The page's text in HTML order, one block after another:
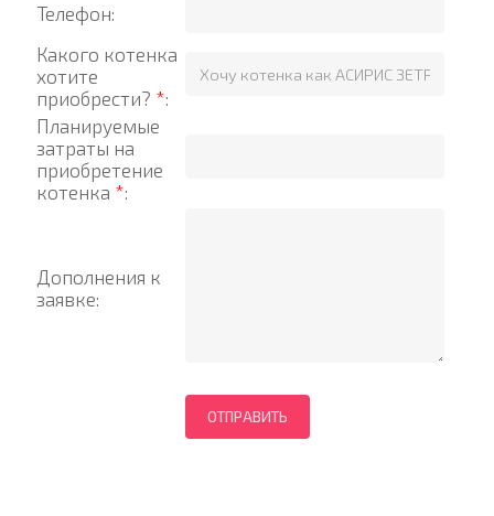
Телефон:
Какого котенка
хотите
приобрести? *:
Планируемые
затраты на
приобретение
котенка *:
Дополнения к
заявке: